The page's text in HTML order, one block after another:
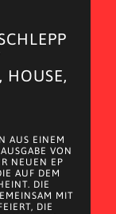
AUS EINEM
VON
NEUEN EP
AUF DEM
DIE
MIT
DIE